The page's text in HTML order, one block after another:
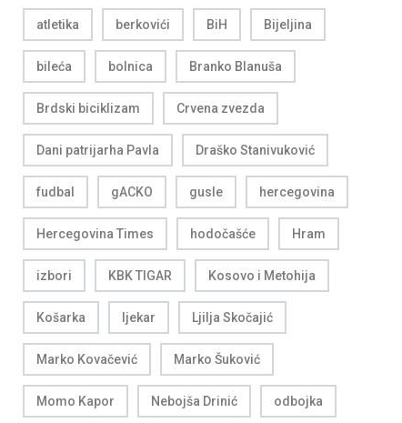
atletika berkovići BiH Bijeljina
bileća bolnica Branko Blanuša
Brdski biciklizam Crvena zvezda
Dani patrijarha Pavla Draško Stanivuković
fudbal gACKO gusle hercegovina
Hercegovina Times hodočašće Hram
izbori KBK TIGAR Kosovo i Metohija
Košarka ljekar Ljilja Skočajić
Marko Kovačević Marko Šuković
Momo Kapor Nebojša Drinić odbojka